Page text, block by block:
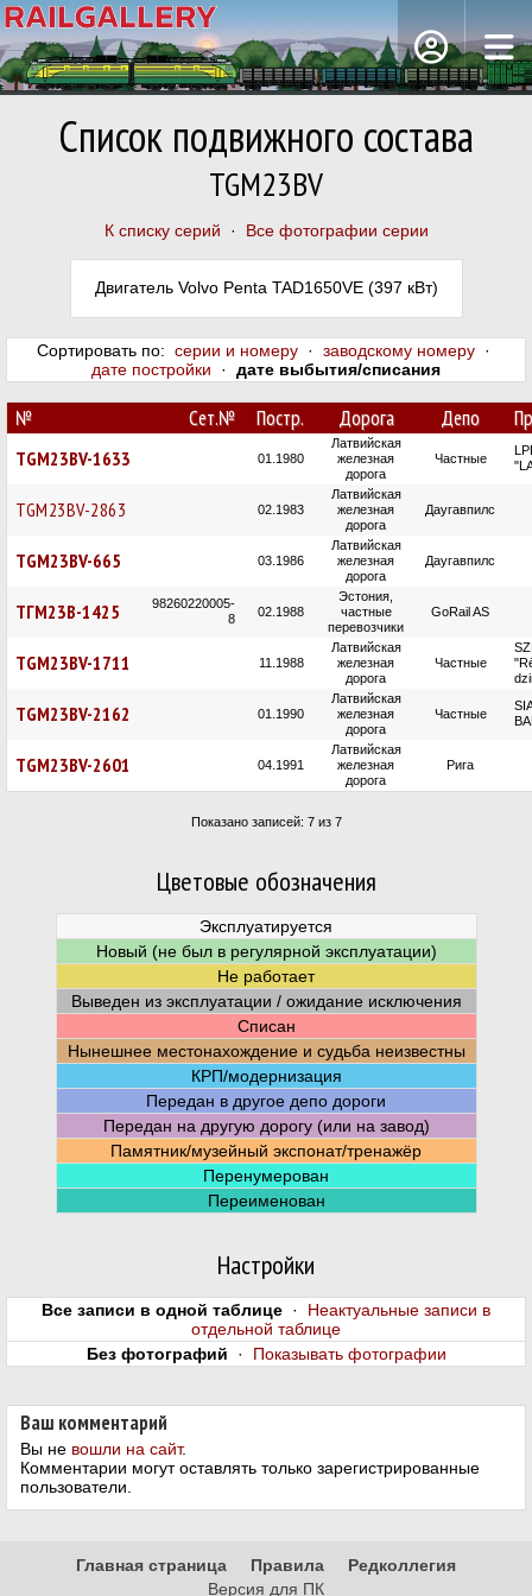
Список подвижного состава
TGM23BV
К списку серий · Все фотографии серии
Двигатель Volvo Penta TAD1650VE (397 кВт)
Сортировать по: серии и номеру · заводскому номеру ·
дате постройки · дате выбытия/списания
№ Сет.№ Постр. Дорога Депо
TGM23BV-1633 01.1980
Латвийская
железная
дорога
Частные
TGM23BV-2863 02.1983
Латвийская
железная
дорога
Даугавпилс
TGM23BV-665 03.1986
Латвийская
железная
дорога
Даугавпилс
ТГМ23В-1425
98260220005-
8
02.1988
Эстония,
частные
перевозчики
GoRail AS
TGM23BV-1711 11.1988
Латвийская
железная
дорога
Частные
TGM23BV-2162 01.1990
Латвийская
железная
дорога
Частные
TGM23BV-2601 04.1991
Латвийская
железная
дорога
Рига
Показано записей: 7 из 7
Цветовые обозначения
Эксплуатируется
Новый (не был в регулярной эксплуатации)
Не работает
Выведен из эксплуатации / ожидание исключения
Списан
Нынешнее местонахождение и судьба неизвестны
КРП/модернизация
Передан в другое депо дороги
Передан на другую дорогу (или на завод)
Памятник/музейный экспонат/тренажёр
Перенумерован
Переименован
Настройки
Все записи в одной таблице · Неактуальные записи в
отдельной таблице
Без фотографий · Показывать фотографии
Ваш комментарий
Вы не вошли на сайт.
Комментарии могут оставлять только зарегистрированные
пользователи.
Главная страница Правила
Редколлегия
Версия для ПК